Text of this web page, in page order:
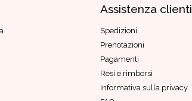
Assistenza clienti
Spedizioni
Prenotazioni
Pagamenti
Resi e rimborsi
Informativa sulla privacy